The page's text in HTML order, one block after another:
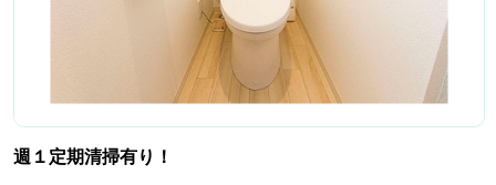
週１定期清掃有り！